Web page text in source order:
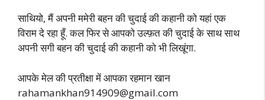
साथियो, मैं अपनी ममेरी बहन की चुदाई की कहानी को यहां एक
विराम दे रहा हूँ. कल फिर से आपको उल्फ़त की चुदाई के साथ साथ
अपनी सगी बहन की चुदाई की कहानी को भी लिखूंगा.
आपके मेल की प्रतीक्षा में आपका रहमान खान
rahamankhan914909@gmail.com